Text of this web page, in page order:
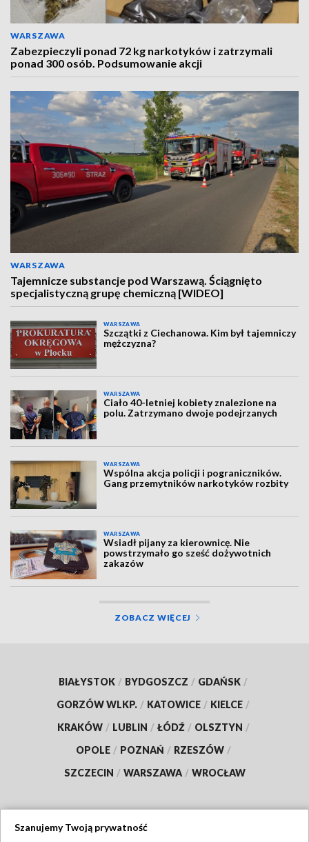
WARSZAWA
Zabezpieczyli ponad 72 kg narkotyków i zatrzymali
ponad 300 osób. Podsumowanie akcji
WARSZAWA
Tajemnicze substancje pod Warszawą. Ściągnięto
specjalistyczną grupę chemiczną [WIDEO]
WARSZAWA
Szczątki z Ciechanowa. Kim był tajemniczy
mężczyzna?
WARSZAWA
Ciało 40-letniej kobiety znalezione na
polu. Zatrzymano dwoje podejrzanych
WARSZAWA
Wspólna akcja policji i pograniczników.
Gang przemytników narkotyków rozbity
WARSZAWA
Wsiadł pijany za kierownicę. Nie
powstrzymało go sześć dożywotnich
zakazów
ZOBACZ WIĘCEJ
BIAŁYSTOK / BYDGOSZCZ / GDAŃSK /
GORZÓW WLKP. / KATOWICE / KIELCE /
KRAKÓW / LUBLIN / ŁÓDŹ / OLSZTYN /
OPOLE / POZNAŃ / RZESZÓW /
SZCZECIN / WARSZAWA / WROCŁAW
Szanujemy Twoją prywatność